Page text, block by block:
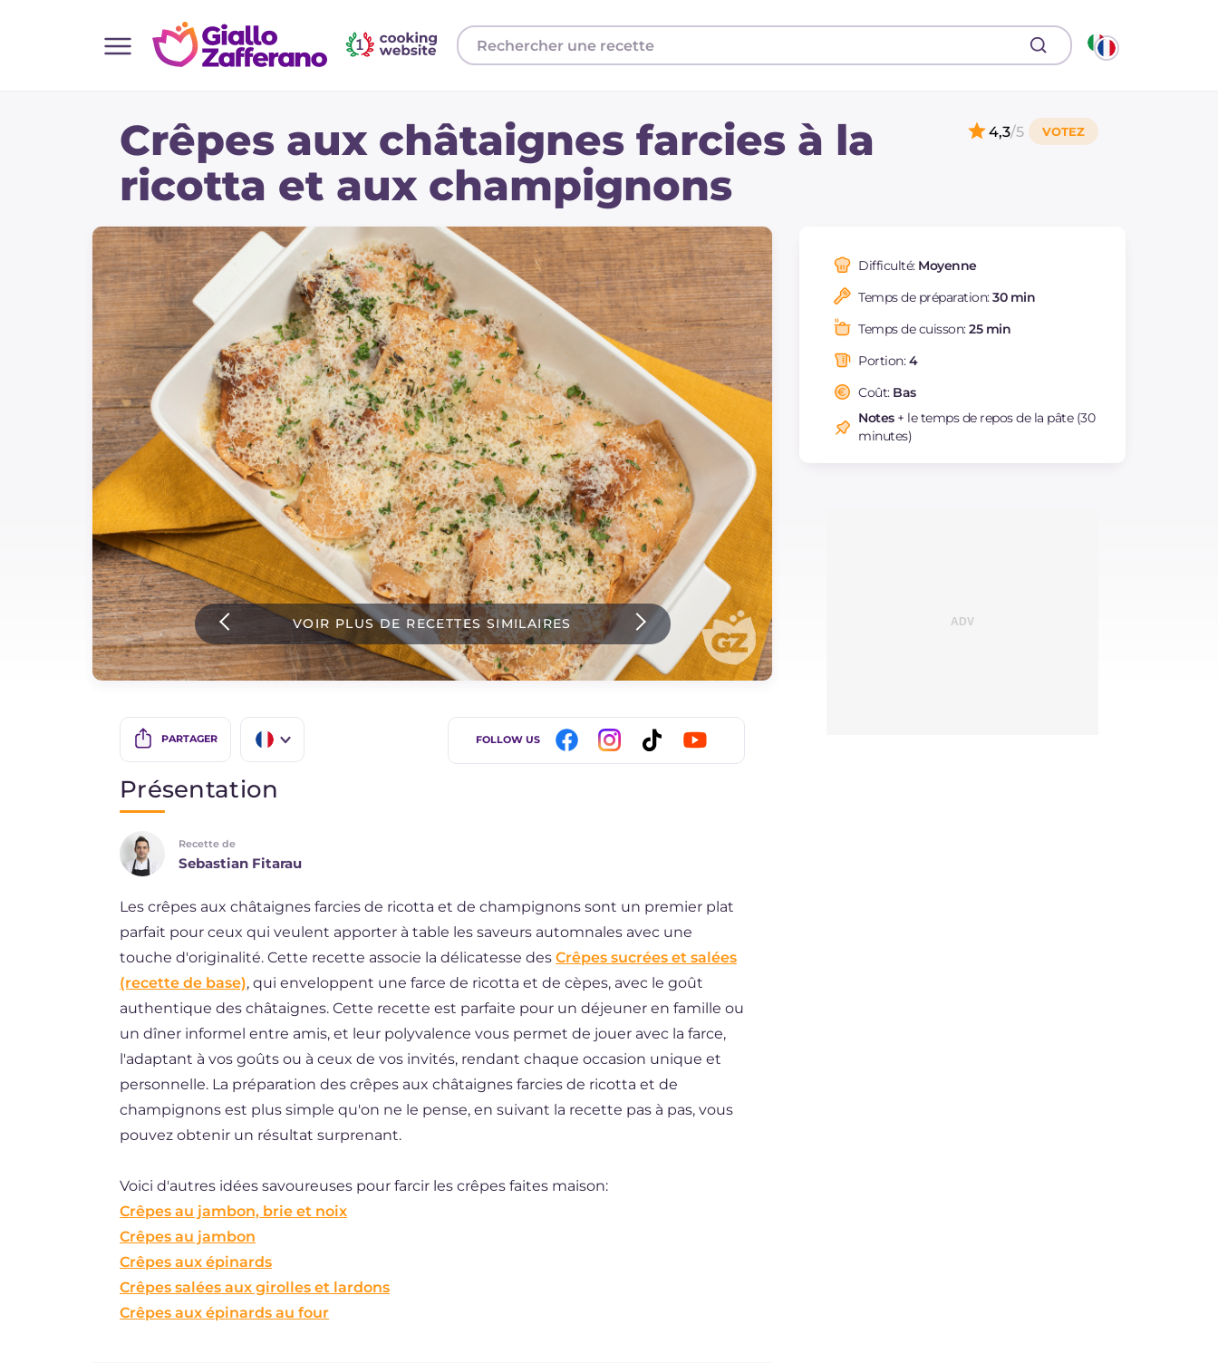
Toutes les recettes
Boissons et rafraîchissements
Accompagnement
Pizzas et focaccia
Gateaux et patisserie
Dernieres recettes
IT Website
Instagram
YouTube
Crêpes aux châtaignes farcies à la
ricotta et aux champignons
4,3/5
VOIR PLUS DE RECETTES SIMILAIRES
PARTAGER
BR
FOLLOW US
Difficulté: Moyenne
Temps de préparation:30 min
Temps de cuisson:25 min
Portion:4
Coût: Bas
Notes+ le temps de repos de la pâte (30
minutes)
Présentation
Recette de
Sebastian Fitarau
Les crêpes aux châtaignes farcies de ricotta et de champignons sont un premier plat
parfait pour ceux qui veulent apporter à table les saveurs automnales avec une
touche d'originalité. Cette recette associe la délicatesse des Crêpes sucrées et salées
(recette de base), qui enveloppent une farce de ricotta et de cèpes, avec le goût
authentique des châtaignes. Cette recette est parfaite pour un déjeuner en famille ou
un dîner informel entre amis, et leur polyvalence vous permet de jouer avec la farce,
l'adaptant à vos goûts ou à ceux de vos invités, rendant chaque occasion unique et
personnelle. La préparation des crêpes aux châtaignes farcies de ricotta et de
champignons est plus simple qu'on ne le pense, en suivant la recette pas à pas, vous
pouvez obtenir un résultat surprenant.
Voici d'autres idées savoureuses pour farcir les crêpes faites maison:
Crêpes au jambon, brie et noix
Crêpes au jambon
Crêpes aux épinards
Crêpes salées aux girolles et lardons
Crêpes aux épinards au four